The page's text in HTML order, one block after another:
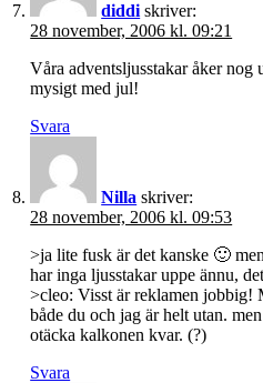
diddi skriver:
28 november, 2006 kl. 09:21
Våra adventsljusstakar åker nog
mysigt med jul!
Svara
Nilla skriver:
28 november, 2006 kl. 09:53
>ja lite fusk är det kanske 🙂
har inga ljusstakar uppe ännu,
>cleo: Visst är reklamen jobbig!
både du och jag är helt utan.
otäcka kalkonen kvar. (?)
Svara